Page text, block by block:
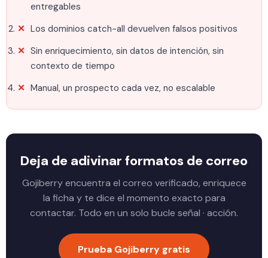
entregables
Los dominios catch-all devuelven falsos positivos
Sin enriquecimiento, sin datos de intención, sin
contexto de tiempo
Manual, un prospecto cada vez, no escalable
Deja de adivinar formatos de correo
Gojiberry encuentra el correo verificado, enriquece
la ficha y te dice el momento exacto para
contactar. Todo en un solo bucle señal · acción.
Prueba Gojiberry gratis